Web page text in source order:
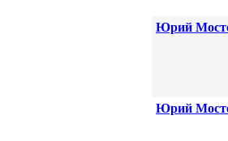
Юрий
Юрий